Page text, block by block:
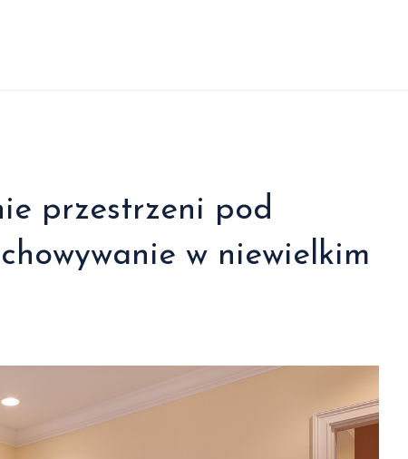
przestrzeni pod
w niewielkim